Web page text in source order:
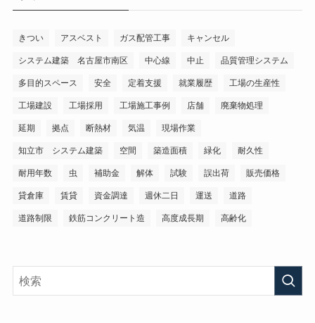
きつい アスベスト ガス配管工事 キャンセル
システム建築 名古屋市南区 中心線 中止 品質管理システム
多目的スペース 安全 定着支援 就業履歴 工場の生産性
工場建設 工場採用 工場施工事例 店舗 廃棄物処理
延期 拠点 断熱材 気温 現場作業
知立市 システム建築 空間 築造面積 緑化 耐久性
耐用年数 虫 補助金 解体 試験 誤出荷 販売価格
貸倉庫 賃貸 資金調達 週休二日 運送 道路
道路制限 鉄筋コンクリート造 高度成長期 高齢化